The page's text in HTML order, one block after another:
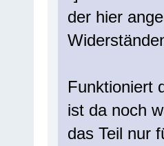
der hier
Funktioniert
ist da noch
das Teil nur